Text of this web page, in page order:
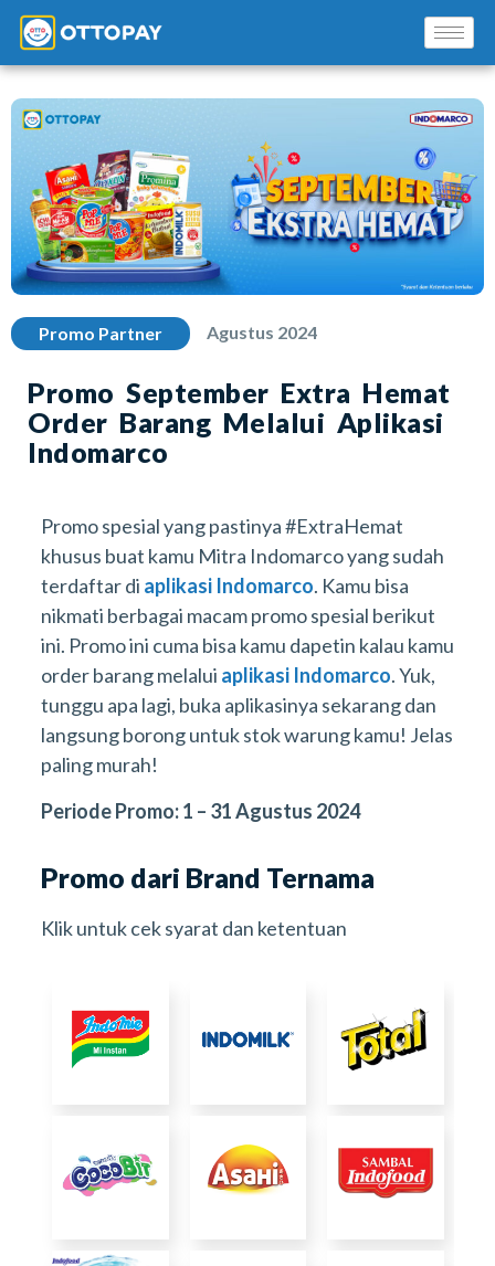
Promo Partner Agustus 2024
Promo September Extra Hemat
Order Barang Melalui Aplikasi
Indomarco
Promo spesial yang pastinya #ExtraHemat
khusus buat kamu Mitra Indomarco yang sudah
terdaftar di aplikasi Indomarco. Kamu bisa
nikmati berbagai macam promo spesial berikut
ini. Promo ini cuma bisa kamu dapetin kalau kamu
order barang melalui aplikasi Indomarco. Yuk,
tunggu apa lagi, buka aplikasinya sekarang dan
langsung borong untuk stok warung kamu! Jelas
paling murah!
Periode Promo: 1 – 31 Agustus 2024
Promo dari Brand Ternama
Klik untuk cek syarat dan ketentuan
Solusi Kami
Pusat Edukasi Mitra